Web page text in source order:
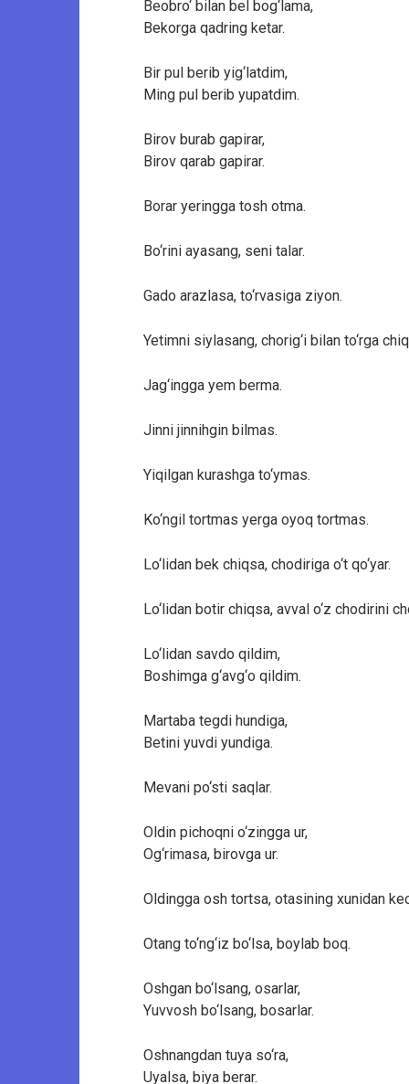
Beobro‘ bilan bel bog‘lama,
Bekorga qadring ketar.
Bir pul berib yig‘latdim,
Ming pul berib yupatdim.
Birov burab gapirar,
Birov qarab gapirar.
Borar yeringga tosh otma.
Bo‘rini ayasang, seni talar.
Gado arazlasa, to‘rvasiga ziyon.
Yetimni siylasang, chorig‘i bilan to‘rga
Jag‘ingga yem berma.
Jinni jinnihgin bilmas.
Yiqilgan kurashga to‘ymas.
Ko‘ngil tortmas yerga oyoq tortmas.
Lo‘lidan bek chiqsa, chodiriga o‘t qo‘yar.
Lo‘lidan botir chiqsa, avval o‘z chodirini
Lo‘lidan savdo qildim,
Boshimga g‘avg‘o qildim.
Martaba tegdi hundiga,
Betini yuvdi yundiga.
Mevani po‘sti saqlar.
Oldin pichoqni o‘zingga ur,
Og‘rimasa, birovga ur.
Oldingga osh tortsa, otasining xunidan
Otang to‘ng‘iz bo‘lsa, boylab boq.
Oshgan bo‘lsang, osarlar,
Yuvvosh bo‘lsang, bosarlar.
Oshnangdan tuya so‘ra,
Uyalsa, biya berar.